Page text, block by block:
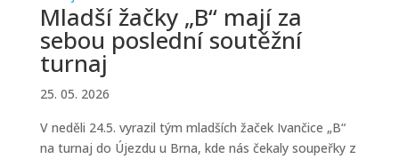
Mladší žačky „B“ mají za
sebou poslední soutěžní
turnaj
25. 05. 2026
V neděli 24.5. vyrazil tým mladších žaček Ivančice „B“
na turnaj do Újezdu u Brna, kde nás čekaly soupeřky z